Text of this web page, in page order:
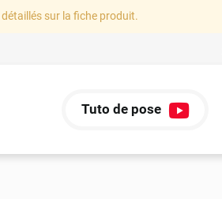
sur la fiche produit.
Tuto de pose